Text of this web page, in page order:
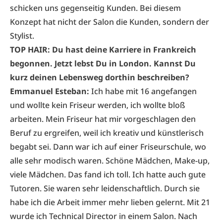
schicken uns gegenseitig Kunden. Bei diesem
Konzept hat nicht der Salon die Kunden, sondern der
Stylist.
TOP HAIR: Du hast deine Karriere in Frankreich
begonnen. Jetzt lebst Du in London. Kannst Du
kurz deinen Lebensweg dorthin beschreiben?
Emmanuel Esteban: Ich habe mit 16 angefangen
und wollte kein Friseur werden, ich wollte bloß
arbeiten. Mein Friseur hat mir vorgeschlagen den
Beruf zu ergreifen, weil ich kreativ und künstlerisch
begabt sei. Dann war ich auf einer Friseurschule, wo
alle sehr modisch waren. Schöne Mädchen, Make-up,
viele Mädchen. Das fand ich toll. Ich hatte auch gute
Tutoren. Sie waren sehr leidenschaftlich. Durch sie
habe ich die Arbeit immer mehr lieben gelernt. Mit 21
wurde ich Technical Director in einem Salon. Nach